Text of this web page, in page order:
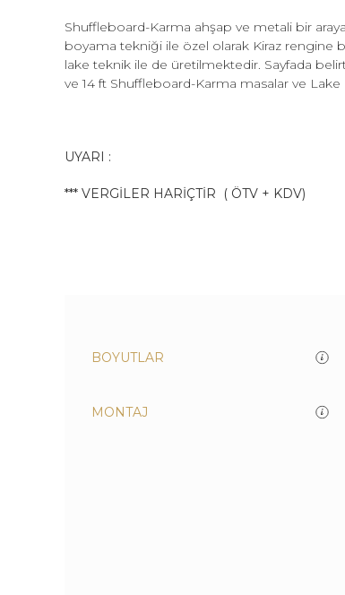
Shuffleboard-Karma ahşap ve metali bir
boyama tekniği ile özel olarak Kiraz rengine
lake teknik ile de üretilmektedir. Sayfada
ve 14 ft Shuffleboard-Karma masalar ve
UYARI :
*** VERGİLER HARİÇTİR ( ÖTV + KDV)
BOYUTLAR
MONTAJ